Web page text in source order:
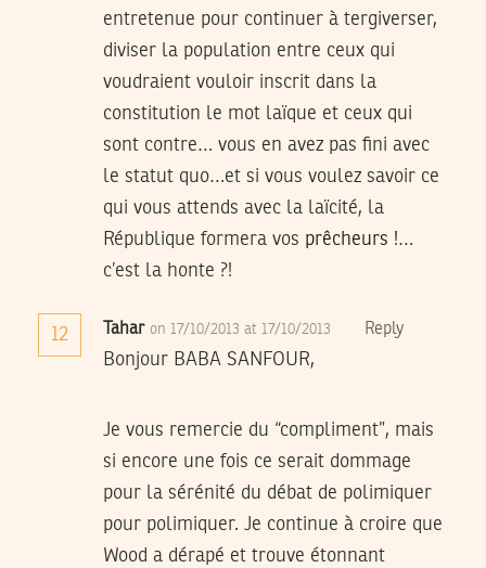
entretenue pour continuer à tergiverser,
diviser la population entre ceux qui
voudraient vouloir inscrit dans la
constitution le mot laïque et ceux qui
sont contre… vous en avez pas fini avec
le statut quo…et si vous voulez savoir ce
qui vous attends avec la laïcité, la
République formera vos prêcheurs !…
c’est la honte ?!
12 Tahar on 17/10/2013 at 17/10/2013 Reply
Bonjour BABA SANFOUR,
Je vous remercie du “compliment”, mais
si encore une fois ce serait dommage
pour la sérénité du débat de polimiquer
pour polimiquer. Je continue à croire que
Wood a dérapé et trouve étonnant